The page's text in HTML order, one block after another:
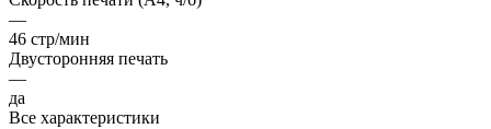
—
46 стр/мин
Двусторонняя печать
—
да
Все характеристики